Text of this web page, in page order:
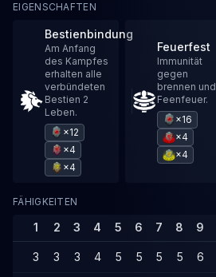
EIGENSCHAFTEN
Bestienbindung
Am Anfang
des Kampfes
erhalten alle
verbündeten
Bestien 2
Leben.
×12
×4
×4
Feuerfest
Immunität
gegen
brennen und
Feenfeuer.
×16
×4
×4
FÄHIGKEITEN
1 2 3 4 5 6 7 8 9
3 3 3 4 5 5 5 5 6